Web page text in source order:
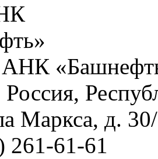
Маркса, д.
261-61-61